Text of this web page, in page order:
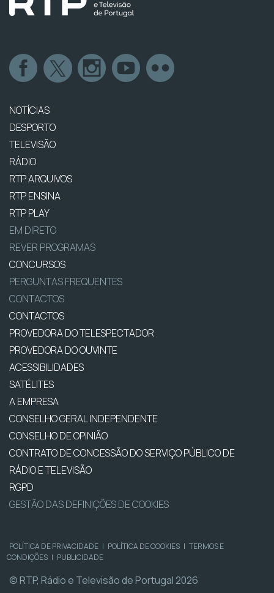
NOTÍCIAS
DESPORTO
TELEVISÃO
RÁDIO
RTP ARQUIVOS
RTP ENSINA
RTP PLAY
EM DIRETO
REVER PROGRAMAS
CONCURSOS
PERGUNTAS FREQUENTES
CONTACTOS
CONTACTOS
PROVEDORA DO TELESPECTADOR
PROVEDORA DO OUVINTE
ACESSIBILIDADES
SATÉLITES
A EMPRESA
CONSELHO GERAL INDEPENDENTE
CONSELHO DE OPINIÃO
CONTRATO DE CONCESSÃO DO SERVIÇO PÚBLICO DE
RÁDIO E TELEVISÃO
RGPD
GESTÃO DAS DEFINIÇÕES DE COOKIES
POLÍTICA DE PRIVACIDADE | POLÍTICA DE COOKIES | TERMOS E
CONDIÇÕES | PUBLICIDADE
© RTP, Rádio e Televisão de Portugal 2026